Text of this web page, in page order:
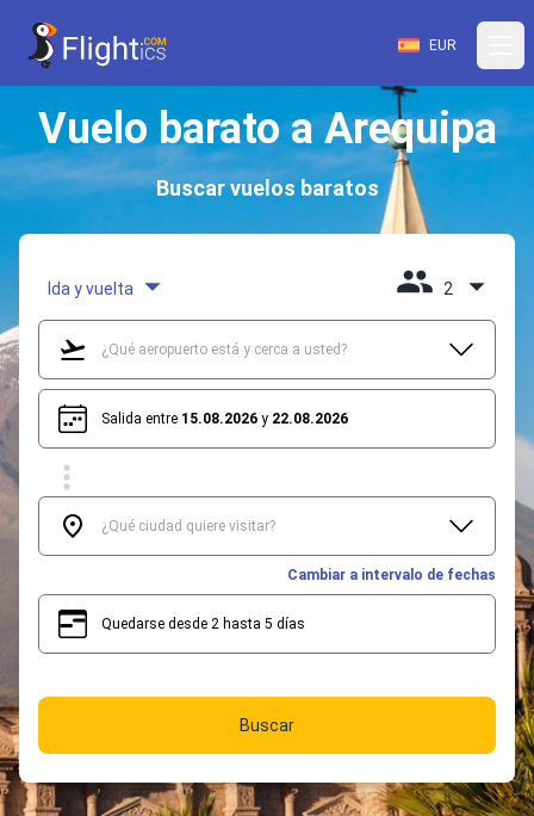
EUR
Vuelo barato a Arequipa
Buscar vuelos baratos
Ida y vuelta 2
Salida entre 15.08.2026 y 22.08.2026
Cambiar a intervalo de fechas
Quedarse desde 2 hasta 5 días
Buscar